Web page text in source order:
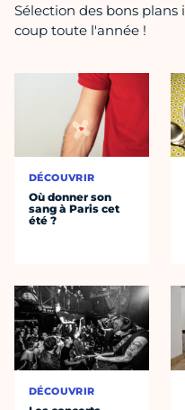
Sélection des bons
coup toute l'année !
DÉCOUVRIR
Où donner son
sang à Paris cet
été ?
DÉCOUVRIR